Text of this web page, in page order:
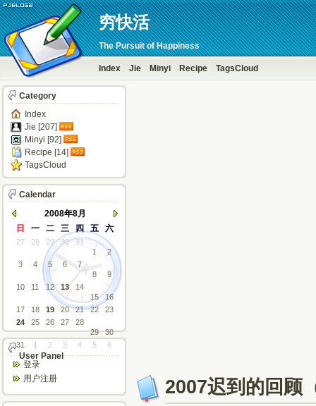
穷快活
The Pursuit of Happiness
Index Jie Minyi Recipe TagsCloud
2007迟到的回顾
Category
Index
Jie [207]
Minyi [92]
Recipe [14]
TagsCloud
Calendar
2008年8月
日
一 二 三 四 五 六
27 28 29 30
31
1
2
3
4 5 6
7
8
9
10
11 12 13
14
15
16
17
18 19 20 21 22
23
24
25 26 27
28
29
30
31
1 2 3 4 5 6
User Panel
登录
用户注册